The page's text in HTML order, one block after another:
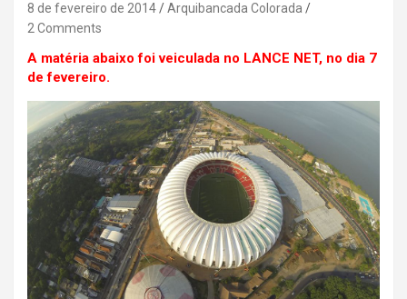
8 de fevereiro de 2014
Arquibancada Colorada
2 Comments
A matéria abaixo foi veiculada no LANCE NET, no dia 7
de fevereiro.